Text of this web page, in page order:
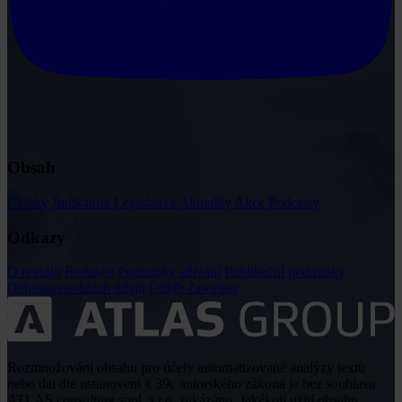
Články Judikatura Legislativa Aktuality Akce Podcasty
O portálu Redakce Podmínky užívání Publikační podmínky
Ochrana osobních údajů Odběr časopisu